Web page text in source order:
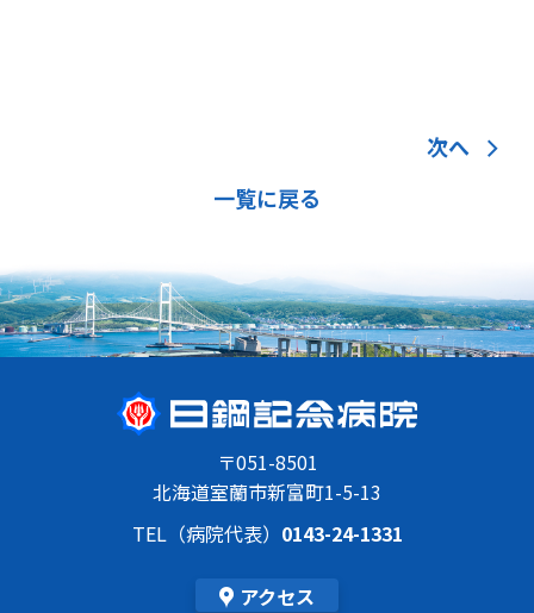
一覧に戻る
次へ
〒051-8501
北海道室蘭市新富町1-5-13
TEL（病院代表） 0143-24-1331
アクセス